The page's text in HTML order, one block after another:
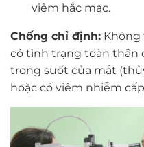
viêm hắc mạc.
Chống chỉ định:
có tình trạng toàn thân
trong suốt của mắt
hoặc có viêm nhiễm